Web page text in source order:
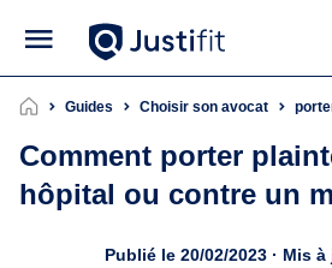
Guides Choisir son avocat
Comment porter
hôpital ou contre un
Publié le 20/02/2023 · Mis